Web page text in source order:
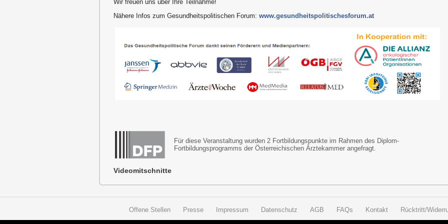
Wir freuen uns über Ihre Teilnahme!
Nähere Infos zum Gesundheitspolitischen Forum: www.gesundheitspolitischesforum.at
Für diese Veranstaltung wurden 2 Fortbildungspunkte im Rahmen des Diplom-
Fortbildungsprogramms der Österreichischen Ärztekammer angefragt.
Videomitschnitte
Offene Stellen Presse Impressum Datenschutz AGB FAQs Kontakt Rücktritt/